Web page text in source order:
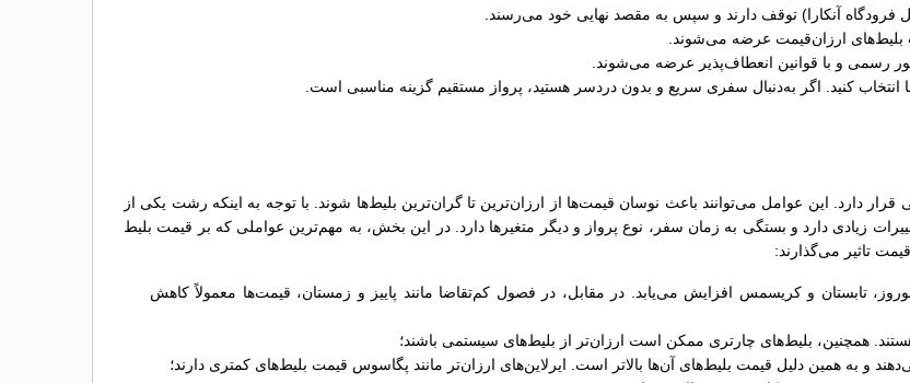
فرودگاه آنکارا) توقف دارند و سپس به مقصد نهایی خود می‌رسند.
ارزان‌قیمت عرضه می‌شوند.
رسمی و با قوانین انعطاف‌پذیر عرضه می‌شوند.
انتخاب کنید. اگر به‌دنبال سفری سریع و بدون دردسر هستید، پرواز مستقیم گزینه مناسبی است.
دارد. این عوامل می‌توانند باعث نوسان قیمت‌ها از ارزان‌ترین تا گران‌ترین بلیط‌ها شوند. با توجه به اینکه رشت یکی از
زیادی دارد و بستگی به زمان سفر، نوع پرواز و دیگر متغیرها دارد. در این بخش، به مهم‌ترین عواملی که بر قیمت بلیط
تاثیر می‌گذارند:
تابستان و کریسمس افزایش می‌یابد. در مقابل، در فصول کم‌تقاضا مانند پاییز و زمستان، قیمت‌ها معمولاً کاهش
همچنین، بلیط‌های چارتری ممکن است ارزان‌تر از بلیط‌های سیستمی باشند؛
و به همین دلیل قیمت بلیط‌های آن‌ها بالاتر است. ایرلاین‌های ارزان‌تر مانند پگاسوس قیمت بلیط‌های کمتری دارند؛